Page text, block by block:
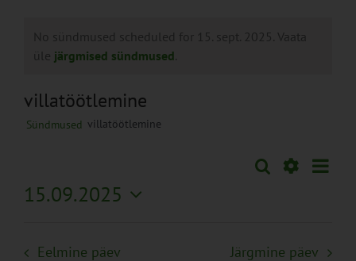
No sündmused scheduled for 15. sept. 2025. Vaata
üle järgmised sündmused
villatöötlemine
Sündmused villatöötlemine
Sündmused
Otsi Päev
15.09.2025
Eelmine päev Järgmine päev